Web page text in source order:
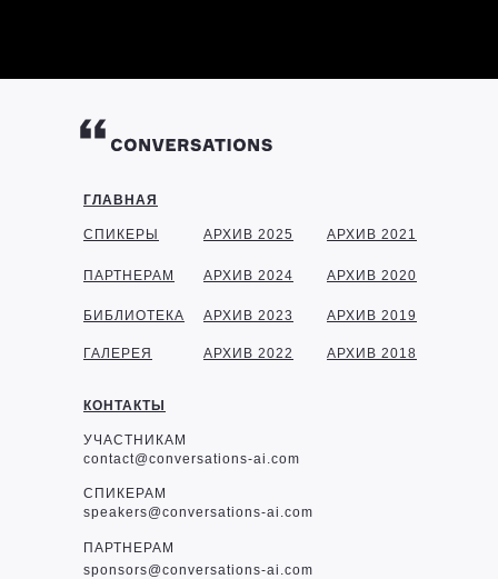
ГЛАВНАЯ
КОНТАКТЫ
СПИКЕРЫ
ПАРТНЕРАМ
БИБЛИОТЕКА
УЧАСТНИКАМ
contact@conversations-ai.com
СПИКЕРАМ
speakers@conversations-ai.com
ПАРТНЕРАМ
sponsors@conversations-ai.com
ГАЛЕРЕЯ
АРХИВ 2025
АРХИВ 2024
АРХИВ 2023
АРХИВ 2022
АРХИВ 2021
АРХИВ 2020
АРХИВ 2019
АРХИВ 2018